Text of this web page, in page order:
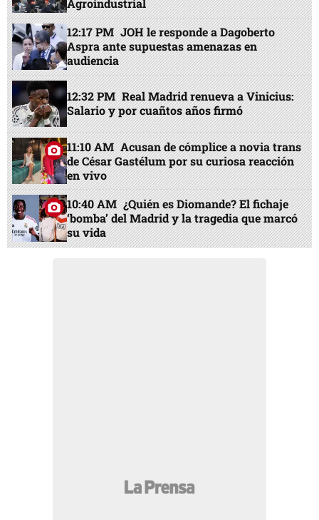
Agroindustrial
12:17 PM JOH le responde a Dagoberto
Aspra ante supuestas amenazas en
audiencia
12:32 PM Real Madrid renueva a Vinicius:
Salario y por cuañtos años firmó
11:10 AM Acusan de cómplice a novia trans
de César Gastélum por su curiosa reacción
en vivo
10:40 AM ¿Quién es Diomande? El fichaje
‘bomba’ del Madrid y la tragedia que marcó
su vida